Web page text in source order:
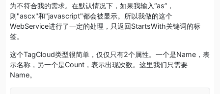
为不符合我的需求。在默认情况下，如果我输入“as”，
则"ascx"和"javascript"都会被显示。所以我做的这个
WebService进行了一定的处理，只返回StartsWith关键词的标
签。
这个TagCloud类型很简单，仅仅只有2个属性。一个是Name，表
示名称，另一个是Count，表示出现次数。这里我们只需要
Name。